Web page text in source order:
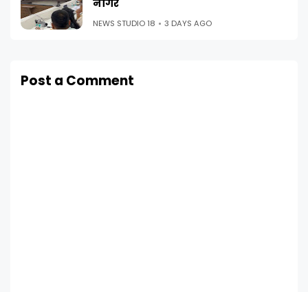
नागर
NEWS STUDIO 18 3 DAYS AGO
Post a Comment